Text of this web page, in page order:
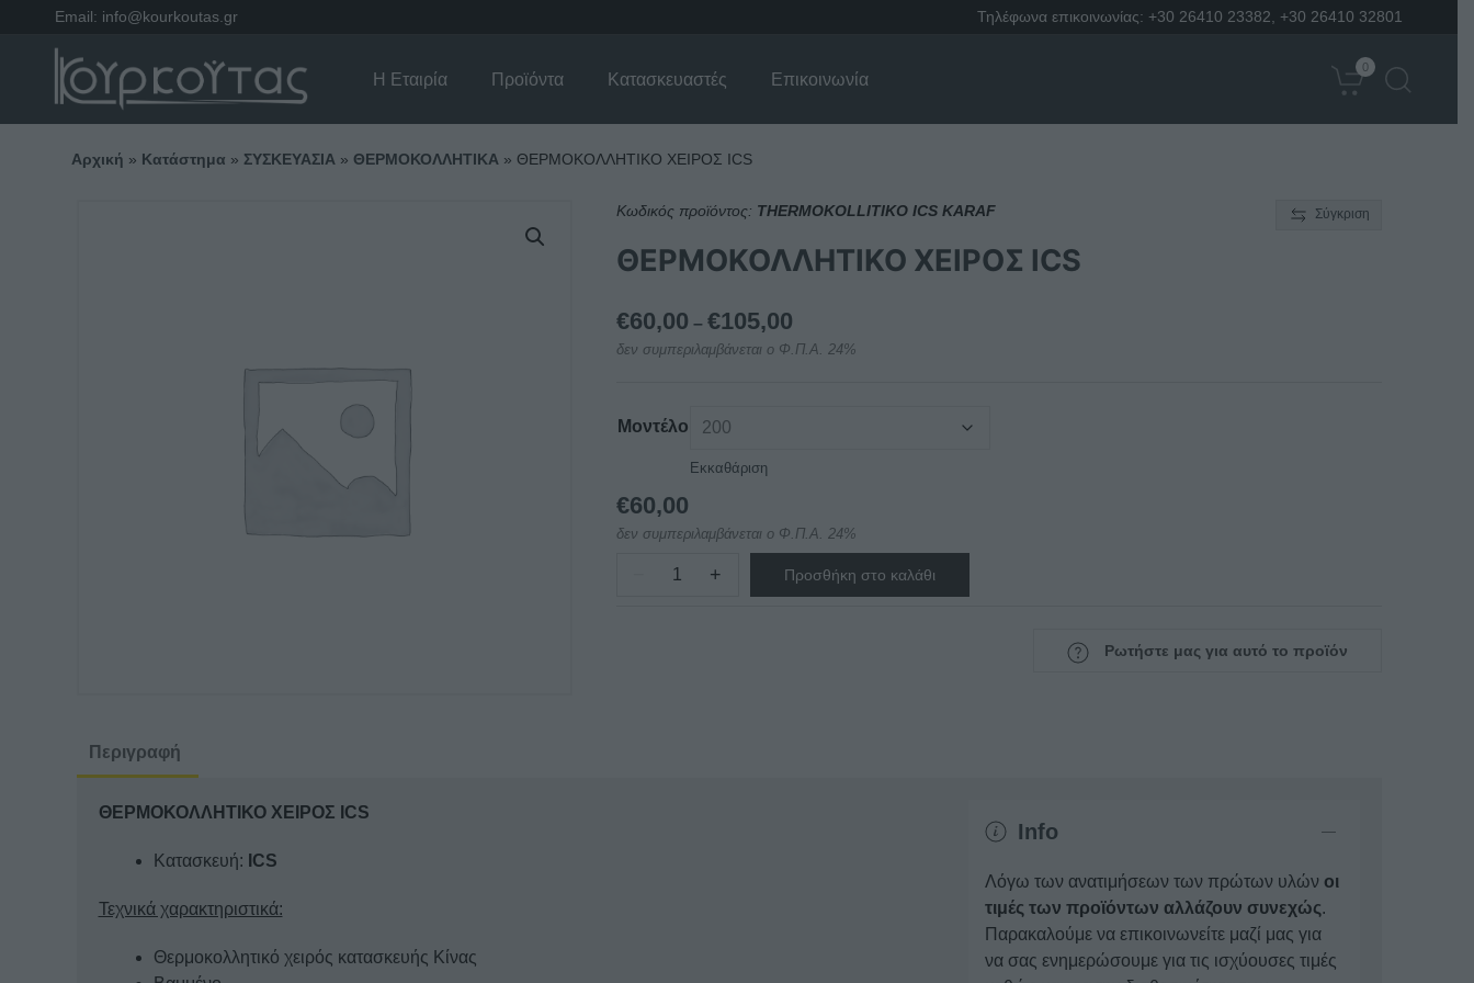
Email: info@kourkoutas.gr Τηλέφωνα επικοινωνίας: +30 26410 23382 +30 26410 32801
Η Εταιρία Προϊόντα Κατασκευαστές Επικοινωνία
0
Αρχική » Κατάστημα » ΣΥΣΚΕΥΑΣΙΑ» ΘΕΡΜΟΚΟΛΛΗΤΙΚΑ» ΘΕΡΜΟΚΟΛΛΗΤΙΚΟ ΧΕΙΡΟΣ ICS
Κωδικός προϊόντος: THERMOKOLLITIKO ICS KARAF Σύγκριση
ΘΕΡΜΟΚΟΛΛΗΤΙΚΟ ΧΕΙΡΟΣ ICS
€60,00 – €105,00Price
range:
δεν συμπεριλαμβάνεται ο Φ.Π.Α. 24%
Μοντέλο
Εκκαθάριση
€60,00
δεν συμπεριλαμβάνεται ο Φ.Π.Α. 24%
ΘΕΡΜΟΚΟΛΛΗΤΙΚΟ
+ Προσθήκη στο καλάθι
Ρωτήστε μας για αυτό το προϊόν
Περιγραφή
ΘΕΡΜΟΚΟΛΛΗΤΙΚΟ ΧΕΙΡΟΣ ICS
Κατασκευή: ICS
Τεχνικά χαρακτηριστικά:
Θερμοκολλητικό χειρός κατασκευής Κίνας
Info
Λόγω των ανατιμήσεων των πρώτων υλών οι
τιμές των προϊόντων αλλάζουν συνεχώς.
Παρακαλούμε να επικοινωνείτε μαζί μας για
να σας ενημερώσουμε για τις ισχύουσες τιμές